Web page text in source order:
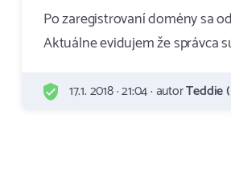
Po zaregistrovaní domény sa
Aktuálne evidujem že správca
17.1. 2018 · 21:04 · autorTeddie